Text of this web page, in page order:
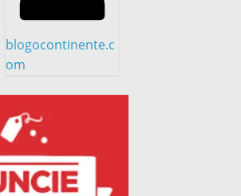
blogocontinente.c
om